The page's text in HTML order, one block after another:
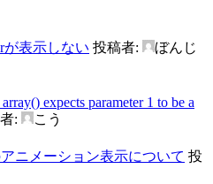
が表示しない 投稿者:
ぼんじ
expects parameter 1 to be a
:
こう
ニメーション表示について 投